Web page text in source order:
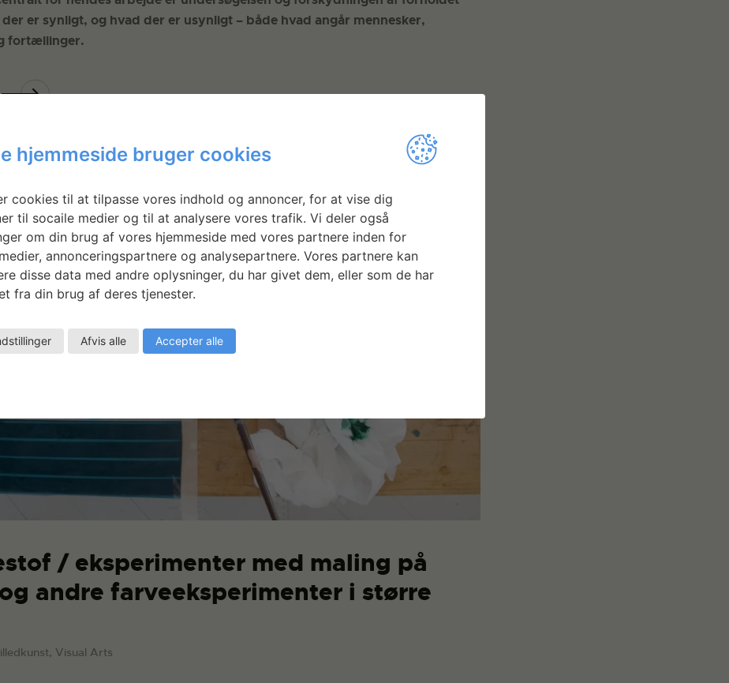
er synligt, og hvad der er usynligt – både hvad angår mennesker,
fortællinger.
/ eksperimenter med maling på
andre farveeksperimenter i større
Visual Arts
hjemmeside bruger cookies
cookies til at tilpasse vores indhold og annoncer, for at vise dig
til socaile medier og til at analysere vores trafik. Vi deler også
om din brug af vores hjemmeside med vores partnere inden for
annonceringspartnere og analysepartnere. Vores partnere kan
disse data med andre oplysninger, du har givet dem, eller som de har
fra din brug af deres tjenester.
Afvis alle Accepter alle